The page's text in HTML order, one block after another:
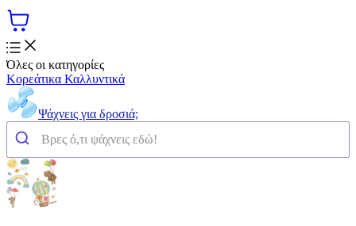
Όλες οι κατηγορίες
Κορεάτικα Καλλυντικά
Ψάχνεις για δροσιά;